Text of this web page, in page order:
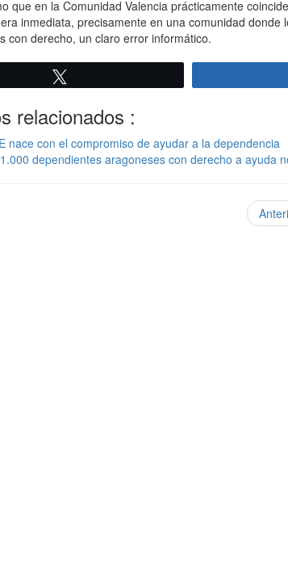
que en la Comunidad Valencia prácticamente
inmediata, precisamente en una comunidad
con derecho, un claro error informático.
relacionados :
nace con el compromiso de ayudar a la dependencia
dependientes aragoneses con derecho a ayuda